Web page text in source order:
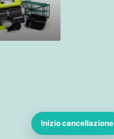
Inizio cancellazione